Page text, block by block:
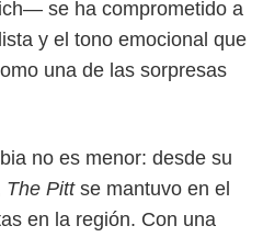
se ha comprometido a
y el tono emocional que
una de las sorpresas
no es menor: desde su
The Pitt se mantuvo en el
en la región. Con una